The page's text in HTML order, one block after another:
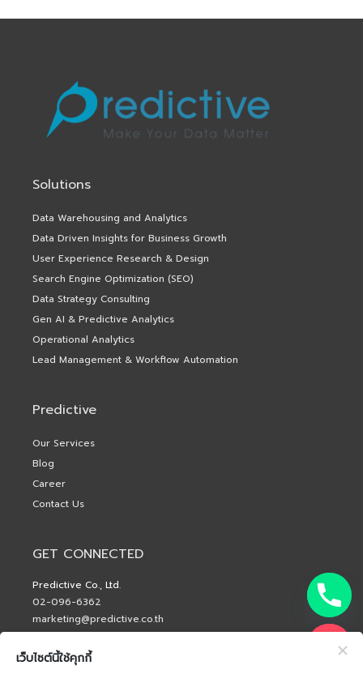
Solutions
Data Warehousing and Analytics
Data Driven Insights for Business Growth
User Experience Research & Design
Search Engine Optimization (SEO)
Data Strategy Consulting
Gen AI & Predictive Analytics
Operational Analytics
Lead Management & Workflow Automation
Predictive
Our Services
Blog
Career
Contact Us
GET CONNECTED
Predictive Co., Ltd.
02-096-6362
marketing@predictive.co.th
เว็บไซต์นี้ใช้คุกกี้